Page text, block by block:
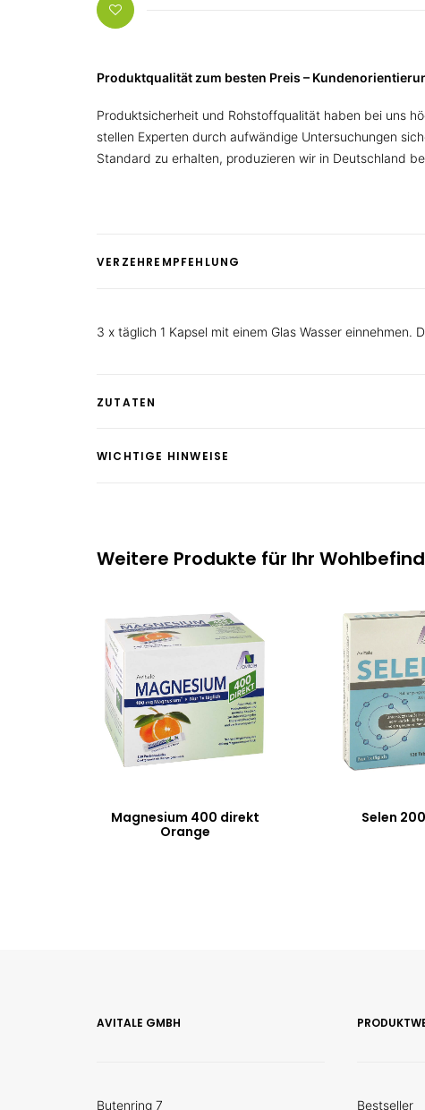
Produktqualität zum besten Preis –
Produktsicherheit und Rohstoffqualität haben bei uns
stellen Experten durch aufwändige Untersuchungen
Standard zu erhalten, produzieren wir in Deutschland
VERZEHREMPFEHLUNG
3 x täglich 1 Kapsel mit einem Glas Wasser einnehmen.
ZUTATEN
WICHTIGE HINWEISE
Weitere Produkte für Ihr
Magnesium 400 direkt
Orange
Selen 200
AVITALE GMBH
Butenring 7 Bestseller